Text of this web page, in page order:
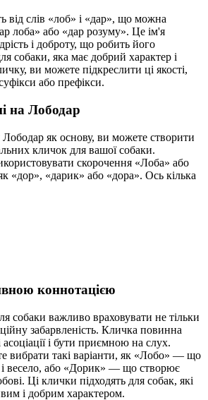
від слів «лоб» і «дар», що можна
лоба» або «дар розуму». Це ім'я
і доброту, що робить його
собаки, яка має добрий характер і
ви можете підкреслити ці якості,
або префікси.
на Лободар
як основу, ви можете створити
кличок для вашої собаки.
скорочення «Лоба» або
«дор», «дарик» або «дора». Ось кілька
коннотацією
собаки важливо враховувати не тільки
забарвленість. Кличка повинна
і бути приємною на слух.
вибрати такі варіанти, як «Лобо» — що
весело, або «Дорик» — що створює
Ці клички підходять для собак, які
і добрим характером.